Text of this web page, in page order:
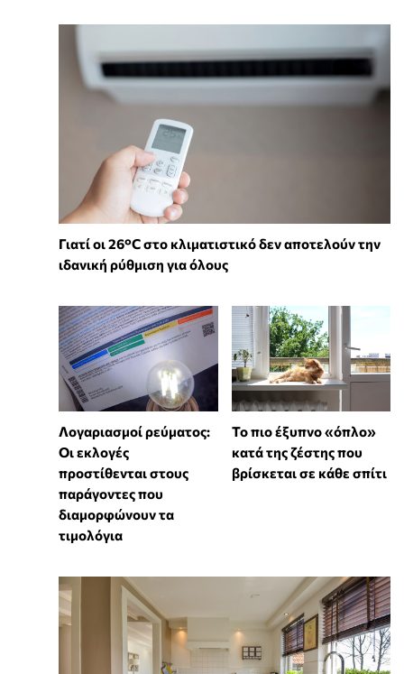
Γιατί οι 26°C στο κλιματιστικό δεν αποτελούν την
ιδανική ρύθμιση για όλους
Λογαριασμοί ρεύματος:
Οι εκλογές
προστίθενται στους
παράγοντες που
διαμορφώνουν τα
τιμολόγια
To πιο έξυπνο «όπλο»
κατά της ζέστης που
βρίσκεται σε κάθε σπίτι